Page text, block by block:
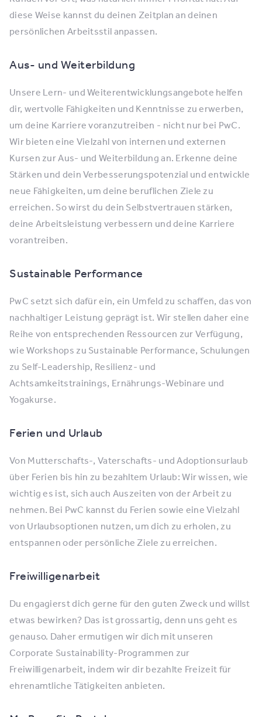
diese Weise kannst du deinen Zeitplan an deinen
persönlichen Arbeitsstil anpassen.
Aus- und Weiterbildung
Unsere Lern- und Weiterentwicklungsangebote helfen
dir, wertvolle Fähigkeiten und Kenntnisse zu erwerben,
um deine Karriere voranzutreiben - nicht nur bei PwC.
Wir bieten eine Vielzahl von internen und externen
Kursen zur Aus- und Weiterbildung an. Erkenne deine
Stärken und dein Verbesserungspotenzial und entwickle
neue Fähigkeiten, um deine beruflichen Ziele zu
erreichen. So wirst du dein Selbstvertrauen stärken,
deine Arbeitsleistung verbessern und deine Karriere
vorantreiben.
Sustainable Performance
PwC setzt sich dafür ein, ein Umfeld zu schaffen, das von
nachhaltiger Leistung geprägt ist. Wir stellen daher eine
Reihe von entsprechenden Ressourcen zur Verfügung,
wie Workshops zu Sustainable Performance, Schulungen
zu Self-Leadership, Resilienz- und
Achtsamkeitstrainings, Ernährungs-Webinare und
Yogakurse.
Ferien und Urlaub
Von Mutterschafts-, Vaterschafts- und Adoptionsurlaub
über Ferien bis hin zu bezahltem Urlaub: Wir wissen, wie
wichtig es ist, sich auch Auszeiten von der Arbeit zu
nehmen. Bei PwC kannst du Ferien sowie eine Vielzahl
von Urlaubsoptionen nutzen, um dich zu erholen, zu
entspannen oder persönliche Ziele zu erreichen.
Freiwilligenarbeit
Du engagierst dich gerne für den guten Zweck und willst
etwas bewirken? Das ist grossartig, denn uns geht es
genauso. Daher ermutigen wir dich mit unseren
Corporate Sustainability-Programmen zur
Freiwilligenarbeit, indem wir dir bezahlte Freizeit für
ehrenamtliche Tätigkeiten anbieten.